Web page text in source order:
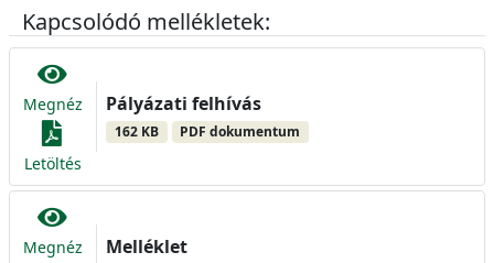
Kapcsolódó mellékletek:
Megnéz
Letöltés
Pályázati felhívás
162 KB PDF dokumentum
Megnéz Melléklet